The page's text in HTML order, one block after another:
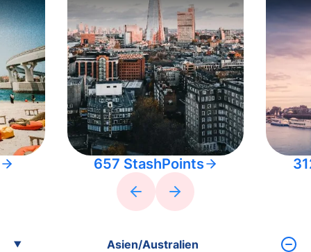
657 StashPoints
Asien/Australien